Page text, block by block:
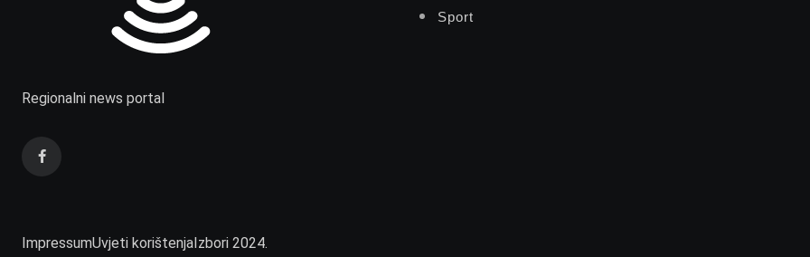
Regionalni news portal
ImpressumUvjeti korištenjaIzbori 2024.
Sport